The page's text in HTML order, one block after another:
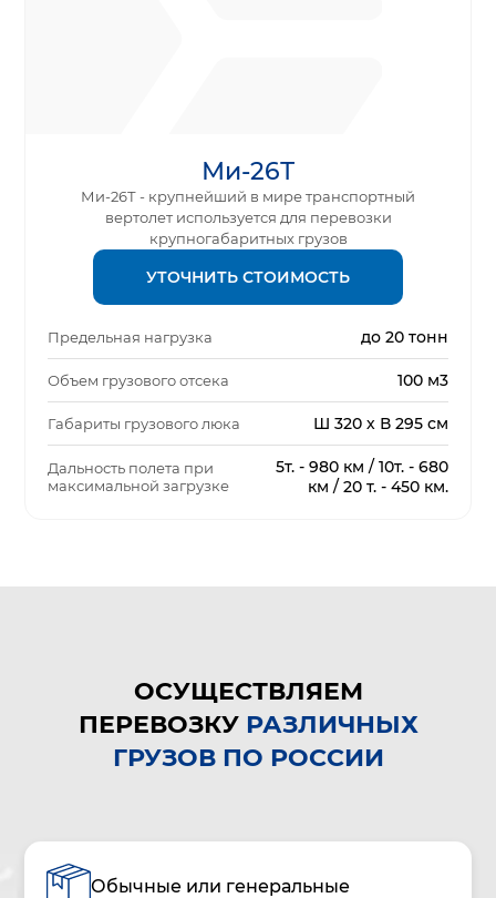
Ми-26Т
Ми-26Т - крупнейший в мире транспортный
вертолет используется для перевозки
крупногабаритных грузов
УТОЧНИТЬ СТОИМОСТЬ
Предельная нагрузка до 20 тонн
Объем грузового отсека 100 м3
Габариты грузового люка Ш 320 х В 295 см
Дальность полета при
максимальной загрузке
5т. - 980 км / 10т. - 680
км / 20 т. - 450 км.
ОСУЩЕСТВЛЯЕМ
ПЕРЕВОЗКУРАЗЛИЧНЫХ
ГРУЗОВ ПО РОССИИ
Обычные или генеральные